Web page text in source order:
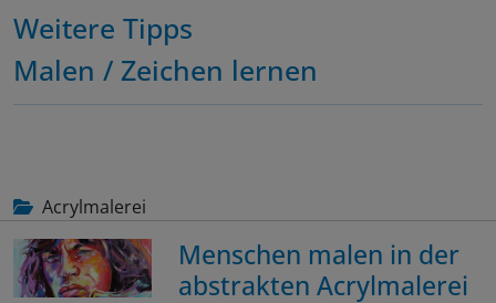
Weitere Tipps
Malen / Zeichen lernen
Acrylmalerei
Menschen malen in der
abstrakten Acrylmalerei